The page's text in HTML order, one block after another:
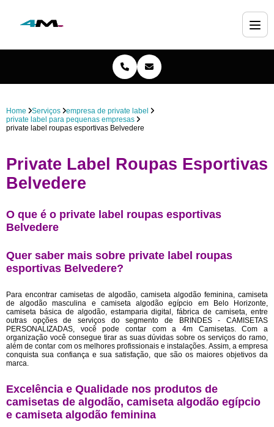
Home Serviços
empresa de private label
private label para pequenas empresas
private label roupas esportivas Belvedere
Private Label Roupas Esportivas
Belvedere
O que é o private label roupas esportivas
Belvedere
Quer saber mais sobre private label roupas
esportivas Belvedere?
Para encontrar camisetas de algodão, camiseta algodão feminina, camiseta
de algodão masculina e camiseta algodão egípcio em Belo Horizonte,
camiseta básica de algodão, estamparia digital, fábrica de camiseta, entre
outras opções de serviços do segmento de BRINDES - CAMISETAS
PERSONALIZADAS, você pode contar com a 4m Camisetas. Com a
organização você consegue tirar as suas dúvidas sobre os serviços do ramo,
além de contar com os melhores profissionais e instalações. Assim, a empresa
conquista sua confiança e sua satisfação, que são os maiores objetivos da
marca.
Excelência e Qualidade nos produtos de
camisetas de algodão, camiseta algodão egípcio
e camiseta algodão feminina